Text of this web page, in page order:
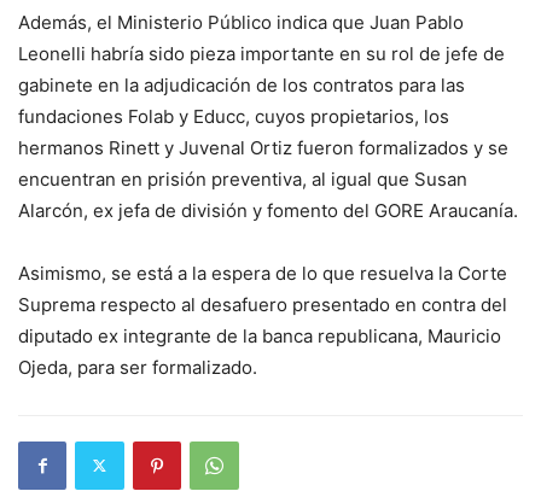
Además, el Ministerio Público indica que Juan Pablo
Leonelli habría sido pieza importante en su rol de jefe de
gabinete en la adjudicación de los contratos para las
fundaciones Folab y Educc, cuyos propietarios, los
hermanos Rinett y Juvenal Ortiz fueron formalizados y se
encuentran en prisión preventiva, al igual que Susan
Alarcón, ex jefa de división y fomento del GORE Araucanía.
Asimismo, se está a la espera de lo que resuelva la Corte
Suprema respecto al desafuero presentado en contra del
diputado ex integrante de la banca republicana, Mauricio
Ojeda, para ser formalizado.